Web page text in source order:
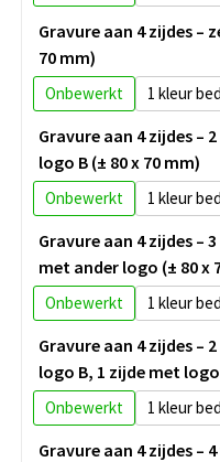
Gravure aan 4 zijdes –
70 mm)
Onbewerkt 1
Gravure aan 4 zijdes –
logo B (± 80 x 70 mm)
Onbewerkt 1
Gravure aan 4 zijdes –
met ander logo (± 80 x
Onbewerkt 1
Gravure aan 4 zijdes –
logo B, 1 zijde met logo
Onbewerkt 1
Gravure aan 4 zijdes –